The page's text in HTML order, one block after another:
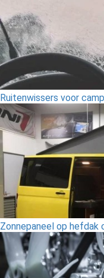
Ruitenwissers voor
Zonnepaneel op hefdak